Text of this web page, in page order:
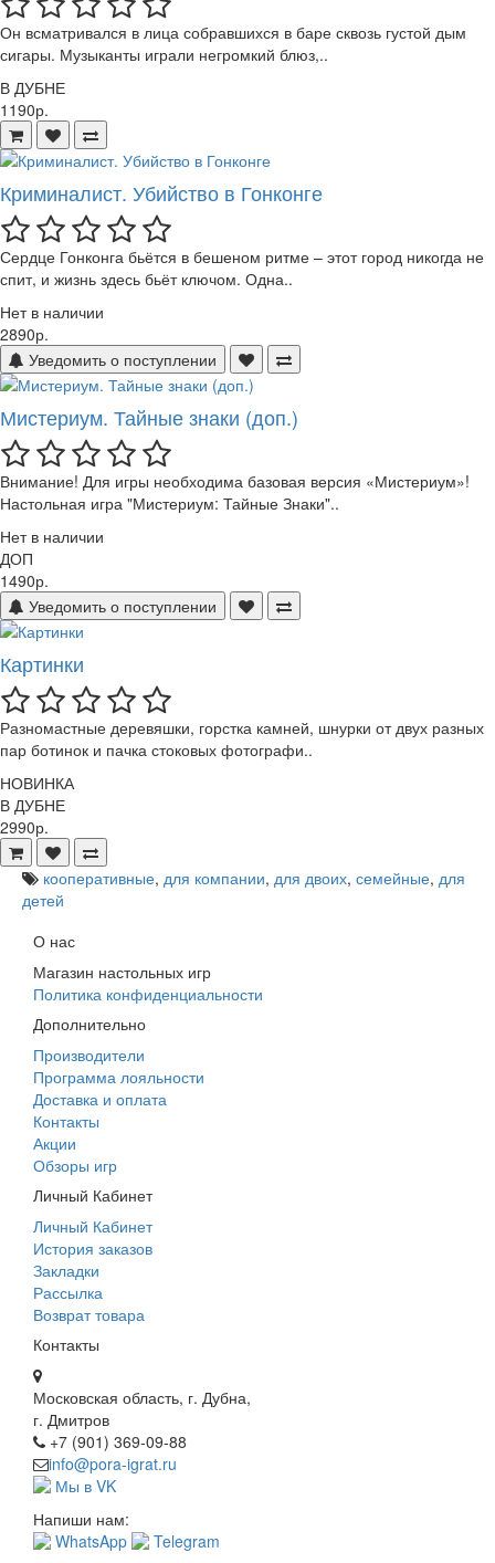
Он всматривался в лица собравшихся в баре сквозь густой дым
сигары. Музыканты играли негромкий блюз,..
В ДУБНЕ
1190р.
Криминалист. Убийство в Гонконге
Сердце Гонконга бьётся в бешеном ритме – этот город никогда не
спит, и жизнь здесь бьёт ключом. Одна..
Нет в наличии
2890р.
Уведомить о поступлении
Мистериум. Тайные знаки (доп.)
Внимание! Для игры необходима базовая версия «Мистериум»!
Настольная игра "Мистериум: Тайные Знаки"..
Нет в наличии
ДОП
1490р.
Уведомить о поступлении
Картинки
Разномастные деревяшки, горстка камней, шнурки от двух разных
пар ботинок и пачка стоковых фотографи..
НОВИНКА
В ДУБНЕ
2990р.
кооперативные, для компании, для двоих, семейные, для
детей
О нас
Магазин настольных игр
Политика конфиденциальности
Дополнительно
Производители
Программа лояльности
Доставка и оплата
Контакты
Акции
Обзоры игр
Личный Кабинет
Личный Кабинет
История заказов
Закладки
Рассылка
Возврат товара
Контакты
Московская область, г. Дубна,
г. Дмитров
+7 (901) 369-09-88
info@pora-igrat.ru
Мы в VK
Напиши нам:
WhatsApp
Telegram